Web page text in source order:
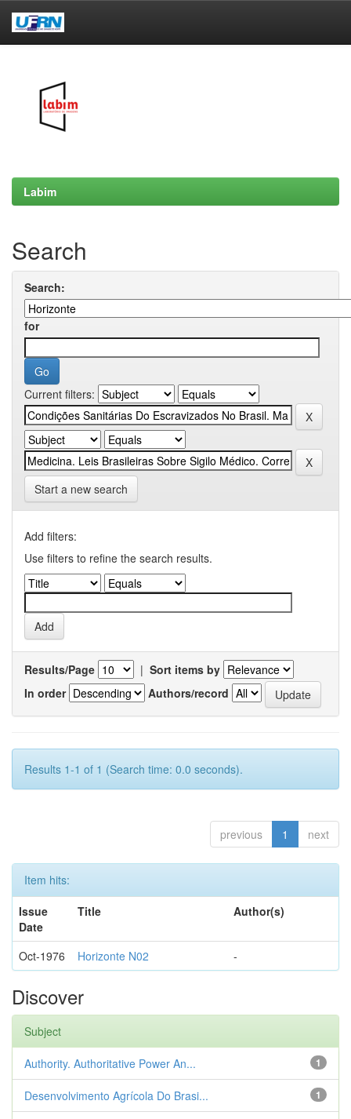
Labim
Search
Search:
for
Current filters:
Start a new search
Add filters:
Use filters to refine the search results.
Results/Page | Sort items by
In order
Authors/record
Results 1-1 of 1 (Search time: 0.0 seconds).
previous 1 next
Item hits:
Issue
Date
Title Author(s)
Oct-1976 Horizonte N02 -
Discover
Subject
1
Authority. Authoritative Power An...
1
Desenvolvimento Agrícola Do Brasi...